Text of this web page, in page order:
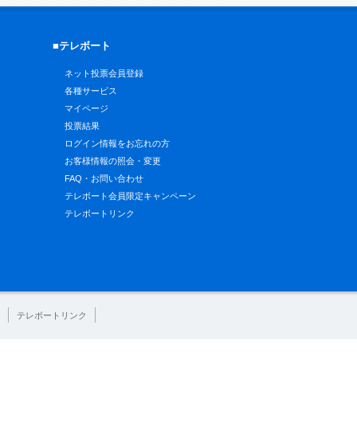
■テレボート
ネット投票会員登録
各種サービス
マイページ
投票結果
ログイン情報をお忘れの方
お客様情報の照会・変更
FAQ・お問い合わせ
テレボート会員限定キャンペーン
テレボートリンク
テレボートリンク